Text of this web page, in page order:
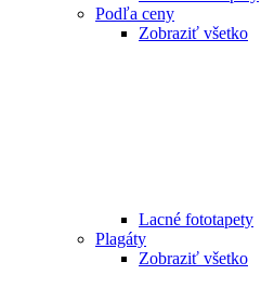
Podľa ceny
Zobraziť všetko
Lacné fototapety
Plagáty
Zobraziť všetko